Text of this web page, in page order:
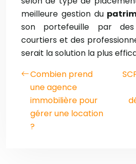
meilleure gestion du
son portefeuille par des
courtiers et des
serait la solution la plus
Combien prend
une agence
immobilière pour
gérer une location
?